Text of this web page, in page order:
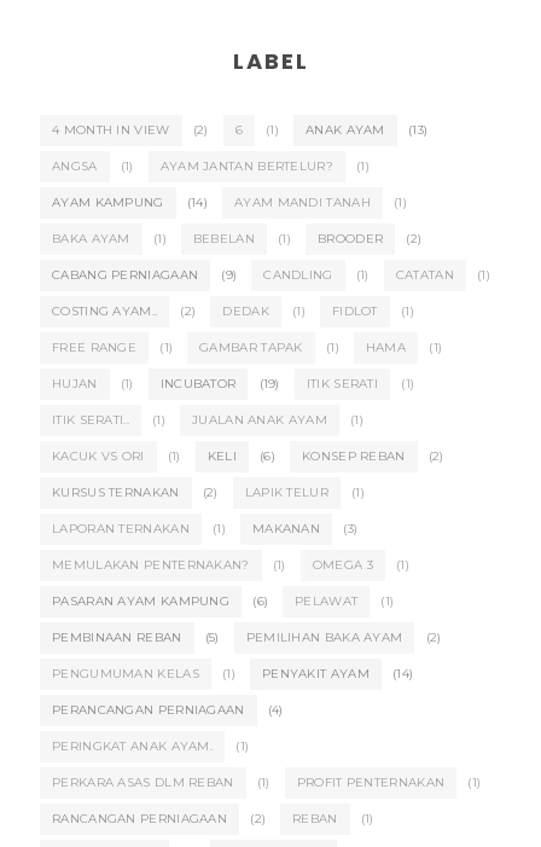
LABEL
4 MONTH IN VIEW (2) 6 (1) ANAK AYAM (13)
ANGSA (1) AYAM JANTAN BERTELUR? (1)
AYAM KAMPUNG (14) AYAM MANDI TANAH (1)
BAKA AYAM (1) BEBELAN (1) BROODER (2)
CABANG PERNIAGAAN (9) CANDLING (1) CATATAN (1)
COSTING AYAM.. (2) DEDAK (1) FIDLOT (1)
FREE RANGE (1) GAMBAR TAPAK (1) HAMA (1)
HUJAN (1) INCUBATOR (19) ITIK SERATI (1)
ITIK SERATI.. (1) JUALAN ANAK AYAM (1)
KACUK VS ORI (1) KELI (6) KONSEP REBAN (2)
KURSUS TERNAKAN (2) LAPIK TELUR (1)
LAPORAN TERNAKAN (1) MAKANAN (3)
MEMULAKAN PENTERNAKAN? (1) OMEGA 3 (1)
PASARAN AYAM KAMPUNG (6) PELAWAT (1)
PEMBINAAN REBAN (5) PEMILIHAN BAKA AYAM (2)
PENGUMUMAN KELAS (1) PENYAKIT AYAM (14)
PERANCANGAN PERNIAGAAN (4)
PERINGKAT ANAK AYAM. (1)
PERKARA ASAS DLM REBAN (1) PROFIT PENTERNAKAN (1)
RANCANGAN PERNIAGAAN (2) REBAN (1)